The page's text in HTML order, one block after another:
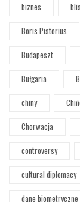
biznes
Boris Pistorius
Budapeszt
Bułgaria
chiny
Chorwacja
controversy
cultural diplomacy
dane biometryczne